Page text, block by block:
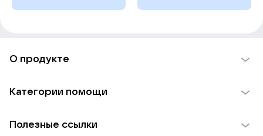
О продукте
Использование материалов
Категории помощи
Полезные ссылки